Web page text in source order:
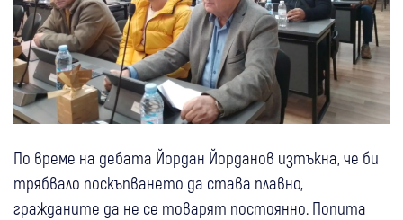
По време на дебата Йордан Йорданов изтъкна, че би
трябвало поскъпването да става плавно,
гражданите да не се товарят постоянно. Попита